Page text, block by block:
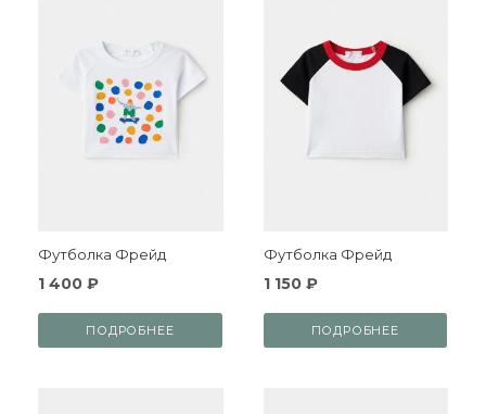
Футболка Фрейд
1 400 ₽
ПОДРОБНЕЕ
Футболка Фрейд
1 150 ₽
ПОДРОБНЕЕ